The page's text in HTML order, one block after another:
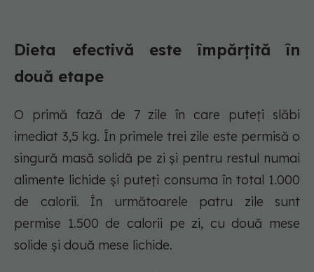
Dieta efectivă este împărțită în
două etape
O primă fază de 7 zile în care puteți slăbi
imediat 3,5 kg. În primele trei zile este permisă o
singură masă solidă pe zi și pentru restul numai
alimente lichide și puteți consuma în total 1.000
de calorii. În următoarele patru zile sunt
permise 1.500 de calorii pe zi, cu două mese
solide și două mese lichide.